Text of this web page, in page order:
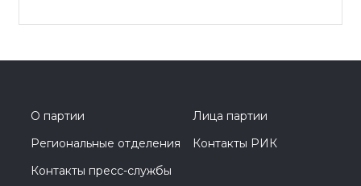
О партии
Лица партии
Региональные отделения
Контакты РИК
Контакты пресс-службы